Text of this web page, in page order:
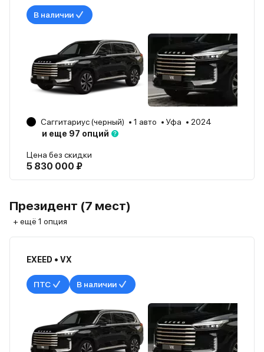
В наличии
Саггитариус (черный) 1 авто Уфа
2024
и еще 97 опций
Цена без скидки
5 830 000 ₽
Президент (7 мест)
+ ещё 1 опция
EXEED • VX
ПТС В наличии